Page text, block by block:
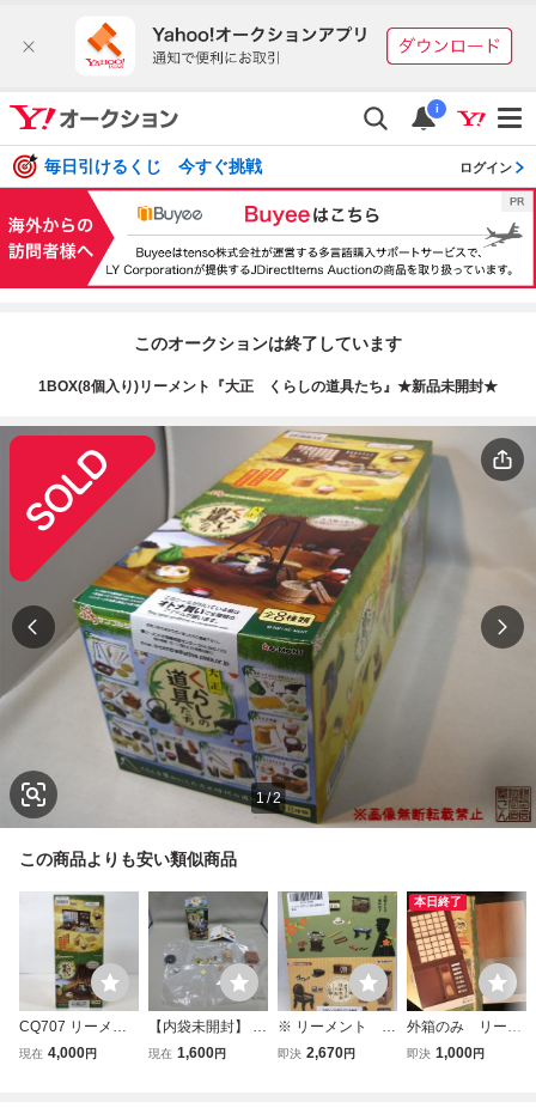
i
毎日引けるくじ 今すぐ挑戦 ログイン
このオークションは終了しています
1BOX(8個入り)リーメント『大正 くらしの道具たち』★新品未開封★
1/2
この商品よりも安い類似商品
CQ707 リーメン
ト 大正 くらしの
現在 4,000円
【内袋未開封】 リ
ーメント ぷちサ
現在 1,600円
※ リーメント ぷ
ちサンプルシリー
即決 2,670円
本日終了
外箱のみ リーメ
ント ぷちサンプル
即決 1,000円